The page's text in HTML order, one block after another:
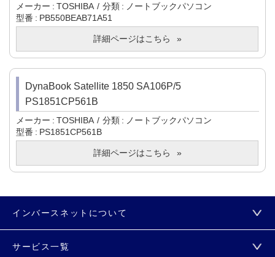
メーカー TOSHIBA 分類
ノートブックパソコン
型番
PB550BEAB71A51
詳細ページはこちら
DynaBook Satellite 1850 SA106P/5
PS1851CP561B
メーカー TOSHIBA 分類
ノートブックパソコン
型番
PS1851CP561B
詳細ページはこちら
インバースネットについて
サービス一覧